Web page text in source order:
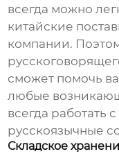
всегда можно
китайские
компании.
сможет помочь
любые
всегда работать
русскоязычные
Складское